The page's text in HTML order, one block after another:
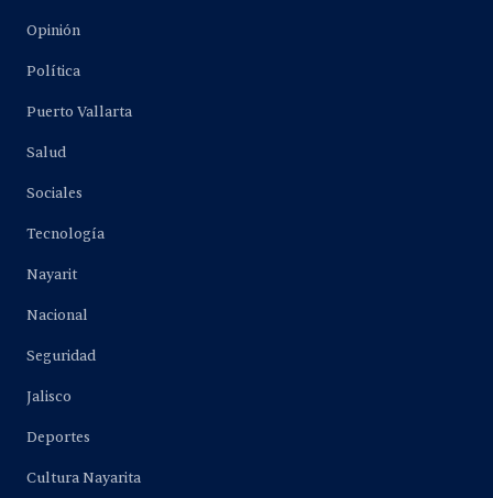
Opinión
Política
Puerto Vallarta
Salud
Sociales
Tecnología
Nayarit
Nacional
Seguridad
Jalisco
Deportes
Cultura Nayarita